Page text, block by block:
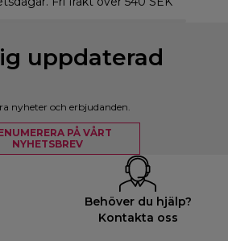
uppdaterad
nyheter och erbjudanden.
PÅ VÅRT
NYHETSBREV
Behöver du hjälp?
Kontakta oss